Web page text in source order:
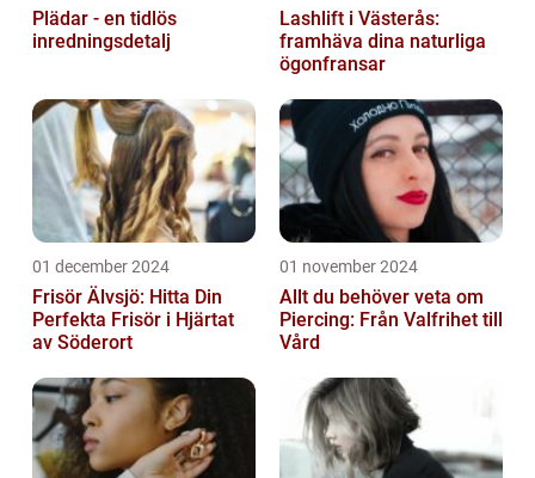
Plädar - en tidlös
inredningsdetalj
Lashlift i Västerås:
framhäva dina naturliga
ögonfransar
01 december 2024
Frisör Älvsjö: Hitta Din
Perfekta Frisör i Hjärtat
av Söderort
01 november 2024
Allt du behöver veta om
Piercing: Från Valfrihet till
Vård